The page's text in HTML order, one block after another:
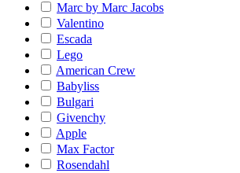
Marc by Marc Jacobs
Valentino
Escada
Lego
American Crew
Babyliss
Bulgari
Givenchy
Apple
Max Factor
Rosendahl